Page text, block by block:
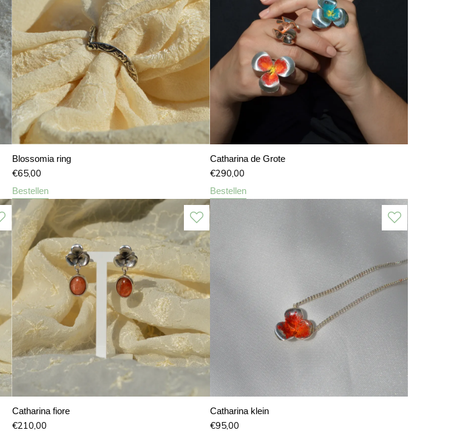
Blossomia ring
€65,00
Bestellen
Catharina de Grote
€290,00
Bestellen
Catharina fiore
€210,00
Catharina klein
€95,00